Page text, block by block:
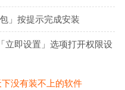
」按提示完成安装
立即设置」选项打开权限设